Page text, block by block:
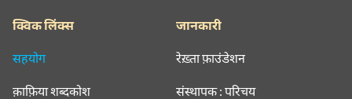
क्विक लिंक्स
सहयोग
क़ाफ़िया शब्दकोश
जानकारी
रेख़्ता फ़ाउंडेशन
संस्थापक : परिचय